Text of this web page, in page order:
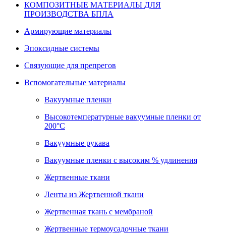
КОМПОЗИТНЫЕ МАТЕРИАЛЫ ДЛЯ
ПРОИЗВОДСТВА БПЛА
Армирующие материалы
Эпоксидные системы
Связующие для препрегов
Вспомогательные материалы
Вакуумные пленки
Высокотемпературные вакуумные пленки от
200°С
Вакуумные рукава
Вакуумные пленки с высоким % удлинения
Жертвенные ткани
Ленты из Жертвенной ткани
Жертвенная ткань с мембраной
Жертвенные термоусадочные ткани